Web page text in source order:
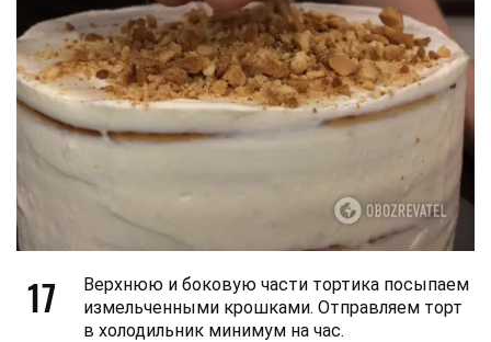
17
Верхнюю и боковую части тортика посыпаем
измельченными крошками. Отправляем торт
в холодильник минимум на час.